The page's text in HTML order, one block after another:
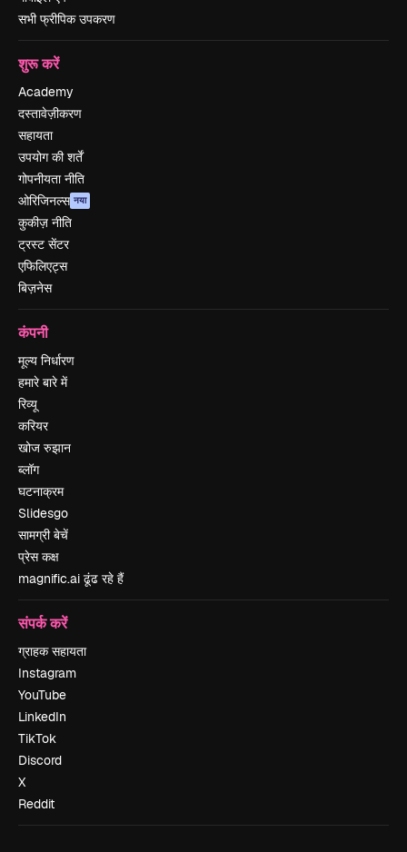
सभी फ्रीपिक उपकरण
शुरू करें
Academy
दस्तावेज़ीकरण
सहायता
उपयोग की शर्तें
गोपनीयता नीति
ओरिजिनल्स नया
कुकीज़ नीति
ट्रस्ट सेंटर
एफिलिएट्स
बिज़नेस
कंपनी
मूल्य निर्धारण
हमारे बारे में
रिव्यू
करियर
खोज रुझान
ब्लॉग
घटनाक्रम
Slidesgo
सामग्री बेचें
प्रेस कक्ष
magnific.ai ढूंढ रहे हैं
संपर्क करें
ग्राहक सहायता
Instagram
YouTube
LinkedIn
TikTok
Discord
X
Reddit